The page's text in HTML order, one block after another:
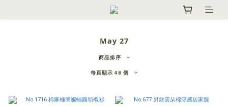
May 27
商品排序
每頁顯示 48 個